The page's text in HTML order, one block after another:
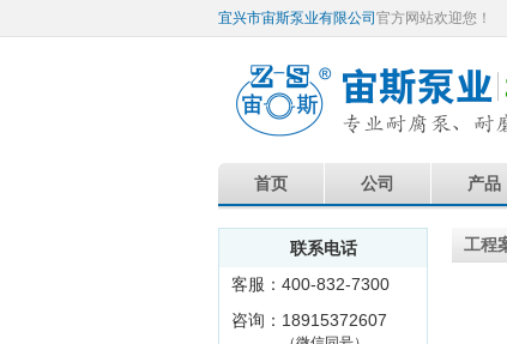
宜兴市宙斯泵业有限公司 官方网站欢迎您！
首页 公司 产品
联系电话
客服：400-832-7300
咨询：18915372607
工程